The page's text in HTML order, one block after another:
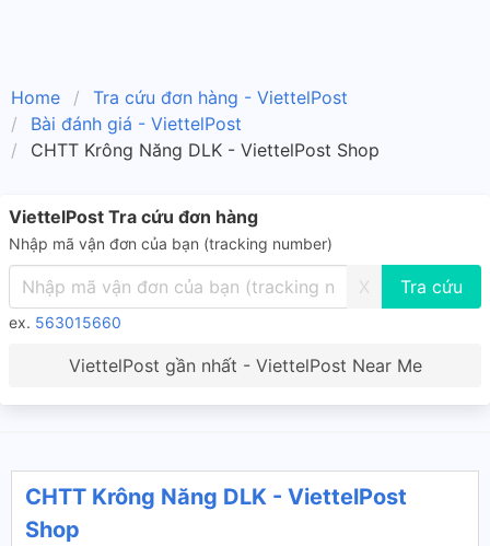
Home
Tra cứu đơn hàng - ViettelPost
Bài đánh giá - ViettelPost
CHTT Krông Năng DLK - ViettelPost Shop
ViettelPost Tra cứu đơn hàng
Nhập mã vận đơn của bạn (tracking number)
X
ex. 563015660
ViettelPost gần nhất - ViettelPost Near Me
CHTT Krông Năng DLK - ViettelPost
Shop